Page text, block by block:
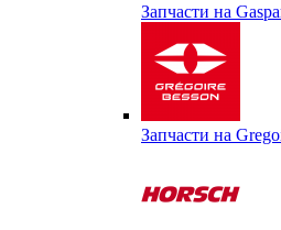
Запчасти на
Запчасти на